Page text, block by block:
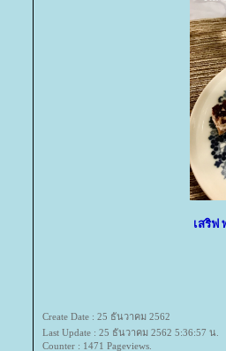
เสริฟ
Create Date : 25 ธันวาคม 2562
Last Update : 25 ธันวาคม 2562 5:36:57 น.
Counter : 1471 Pageviews.